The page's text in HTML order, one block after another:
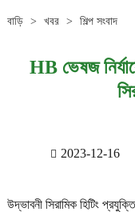
বাড়ি > খবর > শিল্প সংবাদ
HB ভেষজ
2023-12-16
উদ্ভাবনী সিরামিক হিটিং